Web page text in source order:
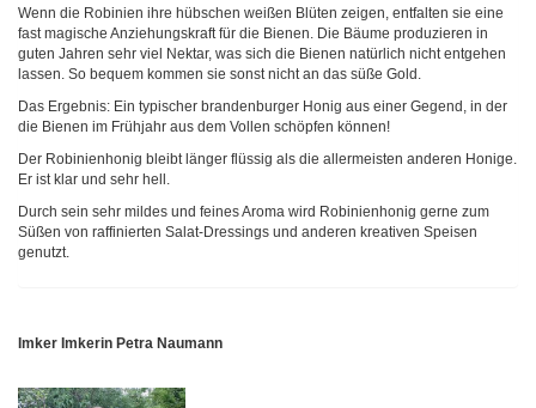
Wenn die Robinien ihre hübschen weißen Blüten zeigen, entfalten sie eine
fast magische Anziehungskraft für die Bienen. Die Bäume produzieren in
guten Jahren sehr viel Nektar, was sich die Bienen natürlich nicht entgehen
lassen. So bequem kommen sie sonst nicht an das süße Gold.
Das Ergebnis: Ein typischer brandenburger Honig aus einer Gegend, in der
die Bienen im Frühjahr aus dem Vollen schöpfen können!
Der Robinienhonig bleibt länger flüssig als die allermeisten anderen Honige.
Er ist klar und sehr hell.
Durch sein sehr mildes und feines Aroma wird Robinienhonig gerne zum
Süßen von raffinierten Salat-Dressings und anderen kreativen Speisen
genutzt.
Imker Imkerin Petra Naumann